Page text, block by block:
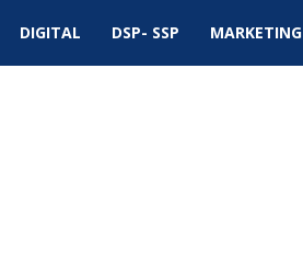
DIGITAL DSP- SSP MARKETING